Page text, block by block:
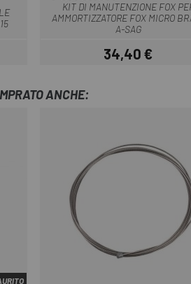
KIT DI MANUTENZIONE FOX
AMMORTIZZATORE FOX MICRO
A-SAG
Prezzo
34,40 €
ANCHE: